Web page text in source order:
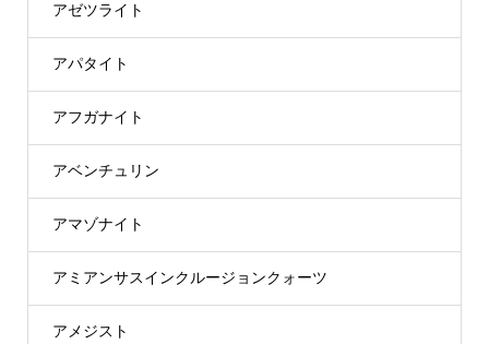
アゼツライト
アパタイト
アフガナイト
アベンチュリン
アマゾナイト
アミアンサスインクルージョンクォーツ
アメジスト